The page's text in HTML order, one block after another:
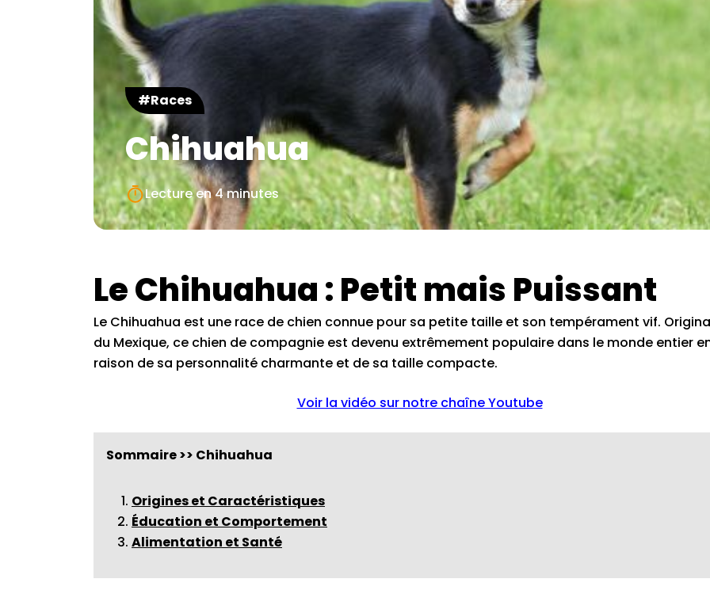
#Races
Chihuahua
Lecture en4 minutes
Le Chihuahua : Petit mais Puissant
Le Chihuahua est une race de chien connue pour sa petite taille et son tempérament vif.
du Mexique, ce chien de compagnie est devenu extrêmement populaire dans le monde entier
raison de sa personnalité charmante et de sa taille compacte.
Voir la vidéo sur notre chaîne Youtube
Sommaire >> Chihuahua
Origines et Caractéristiques
Éducation et Comportement
Alimentation et Santé